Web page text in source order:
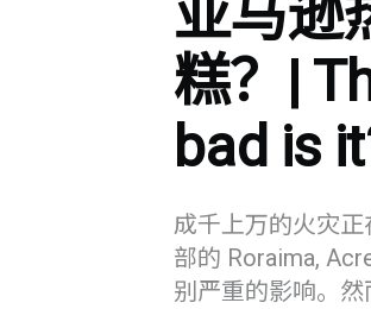
亚马逊
糕？|
bad is
成千上万的火灾
部的 Roraima,
别严重的影响。